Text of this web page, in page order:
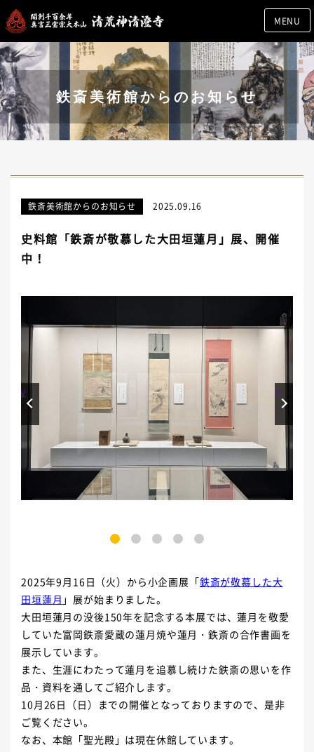
MENU
鉄斎美術館からのお知らせ
鉄斎美術館からのお知らせ 2025.09.16
史料館「鉄斎が敬慕した大田垣蓮月」展、開催
中！
3 4 5
Prev Next
2025年9月16日（火）から小企画展「鉄斎が敬慕した大
田垣蓮月 」展が始まりました。
大田垣蓮月の没後150年を記念する本展では、蓮月を敬愛
していた富岡鉄斎愛蔵の蓮月焼や蓮月・鉄斎の合作書画を
展示しています。
また、生涯にわたって蓮月を追慕し続けた鉄斎の思いを作
品・資料を通してご紹介します。
10月26日（日）までの開催となっておりますので、是非
ご覧ください。
なお、本館「聖光殿」は現在休館しています。